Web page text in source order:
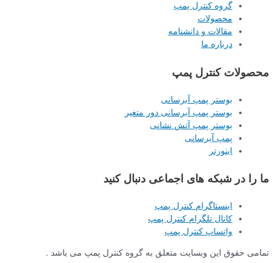
گروه کنترل پمپ
محصولات
مقالات و دانشنامه
درباره ما
محصولات کنترل پمپ
بوستر پمپ آبرسانی
بوستر پمپ آبرسانی دور متغیر
بوستر پمپ آتش نشانی
پمپ آبرسانی
اینورتر
ما را در شبکه های اجماعی دنبال کنید
اینستاگرام کنترل پمپ
کانال تلگرام کنترل پمپ
واتساپ کنترل پمپ
تمامی حقوق این وبسایت متعلق به گروه کنترل پمپ می باشد .